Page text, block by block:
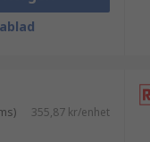
355,87 kr/enhet